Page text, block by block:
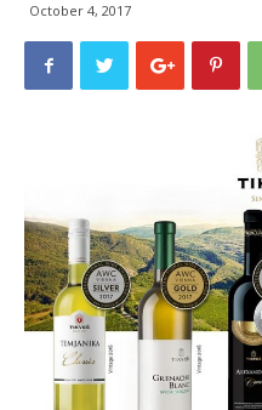
October 4, 2017